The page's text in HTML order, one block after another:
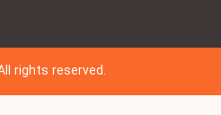
rights reserved.